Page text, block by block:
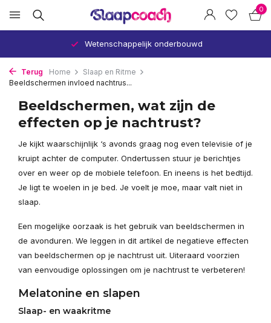
0
Wetenschappelijk onderbouwd
Terug Home
Slaap en Ritme
Beeldschermen invloed nachtrus...
Beeldschermen, wat zijn de
effecten op je nachtrust?
Je kijkt waarschijnlijk ‘s avonds graag nog even televisie of je
kruipt achter de computer. Ondertussen stuur je berichtjes
over en weer op de mobiele telefoon. En ineens is het bedtijd.
Je ligt te woelen in je bed. Je voelt je moe, maar valt niet in
slaap.
Een mogelijke oorzaak is het gebruik van beeldschermen in
de avonduren. We leggen in dit artikel de negatieve effecten
van beeldschermen op je nachtrust uit. Uiteraard voorzien
van eenvoudige oplossingen om je nachtrust te verbeteren!
Melatonine en slapen
Slaap- en waakritme